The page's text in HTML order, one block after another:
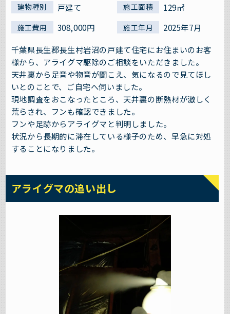
建物種別 戸建て 施工面積 129㎡
施工費用 308,000円 施工年月
2025年7月
千葉県長生郡長生村岩沼の戸建て住宅にお住まいのお客
様から、アライグマ駆除のご相談をいただきました。
天井裏から足音や物音が聞こえ、気になるので見てほし
いとのことで、ご自宅へ伺いました。
現地調査をおこなったところ、天井裏の断熱材が激しく
荒らされ、フンも確認できました。
フンや足跡からアライグマと判明しました。
状況から長期的に滞在している様子のため、早急に対処
することになりました。
アライグマの追い出し